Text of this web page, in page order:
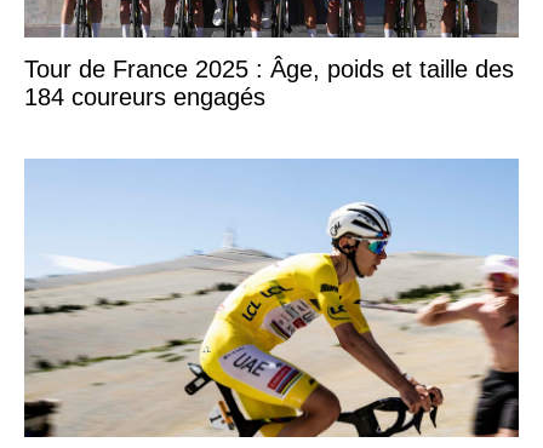
Tour de France 2025 : Âge, poids et taille des
184 coureurs engagés